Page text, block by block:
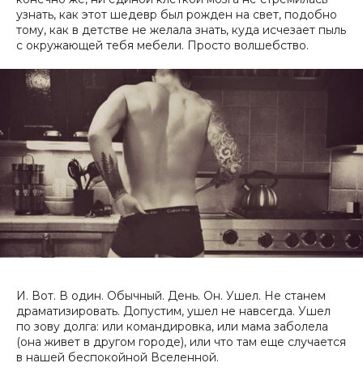
узнать, как этот шедевр был рожден на свет, подобно
тому, как в детстве не желала знать, куда исчезает пыль
с окружающей тебя мебели. Просто волшебство.
И. Вот. В один. Обычный. День. Он. Ушел. Не станем
драматизировать. Допустим, ушел не навсегда. Ушел
по зову долга: или командировка, или мама заболела
(она живет в другом городе), или что там еще случается
в нашей беспокойной Вселенной.